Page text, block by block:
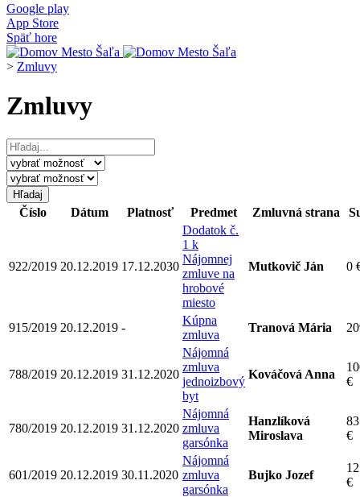
Google play
App Store
Späť hore
> Zmluvy
Zmluvy
Číslo Dátum Platnosť Predmet Zmluvná strana
922/2019 20.12.2019 17.12.2030
Dodatok č.
1 k
Nájomnej
zmluve na
hrobové
miesto
Mutkovič Ján 0
915/2019 20.12.2019 -
Kúpna
zmluva
Tranová Mária
788/2019 20.12.2019 31.12.2020
Nájomná
zmluva
jednoizbový
byt
Kováčová Anna
€
780/2019 20.12.2019 31.12.2020
Nájomná
zmluva
garsónka
Hanzlíková
Miroslava
€
601/2019 20.12.2019 30.11.2020
Nájomná
zmluva
garsónka
Bujko Jozef
€